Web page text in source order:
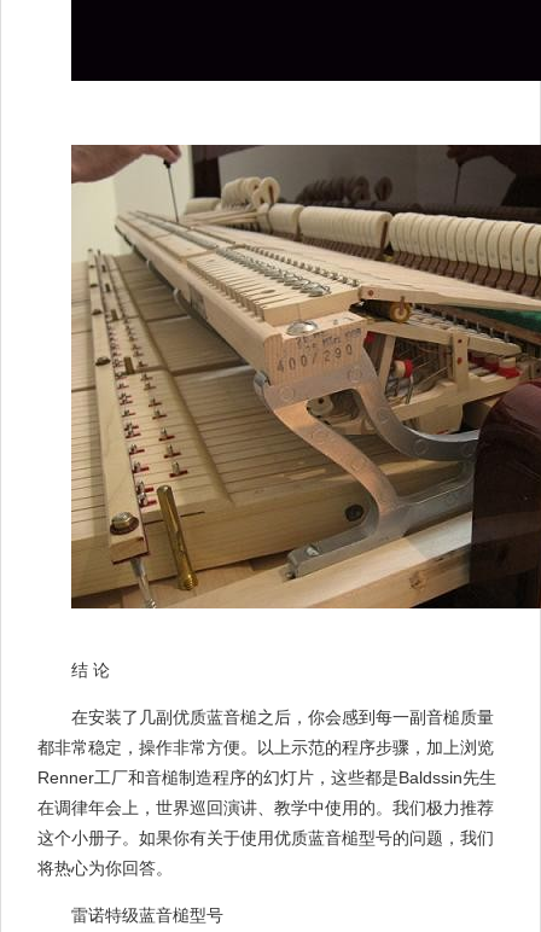
结 论
在安装了几副优质蓝音槌之后，你会感到每一副音槌质量
都非常稳定，操作非常方便。以上示范的程序步骤，加上浏览
Renner工厂和音槌制造程序的幻灯片，这些都是Baldssin先生
在调律年会上，世界巡回演讲、教学中使用的。我们极力推荐
这个小册子。如果你有关于使用优质蓝音槌型号的问题，我们
将热心为你回答。
雷诺特级蓝音槌型号